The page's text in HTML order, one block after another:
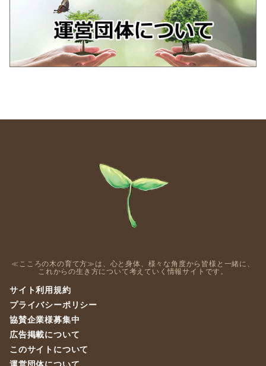
≪こころの木の育て方≫は、心と身体、様々な角度から皆様と一緒に、
これからの生き方について考えていく情報サイトです。
サイト利用規約
プライバシーポリシー
協賛企業様募集中
広告掲載について
このサイトについて
運営団体について